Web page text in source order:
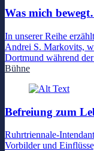
Was mich
In unserer Reihe
Andrei S. Markovits,
Dortmund während
Bühne
Befreiung zum
Ruhrtriennale-
Vorbilder und